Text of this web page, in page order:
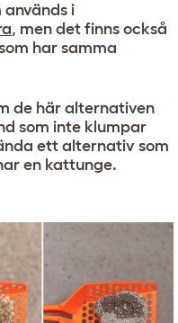
i
, men det finns också
har samma
de här alternativen
som inte klumpar
ett alternativ som
en kattunge.